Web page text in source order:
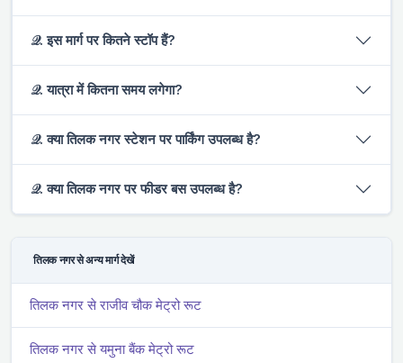
𝒬. इस मार्ग पर कितने स्टॉप हैं?
𝒬. यात्रा में कितना समय लगेगा?
𝒬. क्या तिलक नगर स्टेशन पर पार्किंग उपलब्ध है?
𝒬. क्या तिलक नगर पर फीडर बस उपलब्ध है?
तिलक नगर से अन्य मार्ग देखें
तिलक नगर से राजीव चौक मेट्रो रूट
तिलक नगर से यमुना बैंक मेट्रो रूट